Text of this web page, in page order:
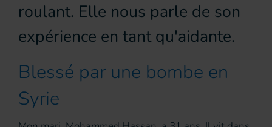
roulant. Elle nous parle de son
expérience en tant qu'aidante.
Blessé par une bombe en
Syrie